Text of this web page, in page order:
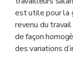
est utile pour la
revenu du
de façon
des variations